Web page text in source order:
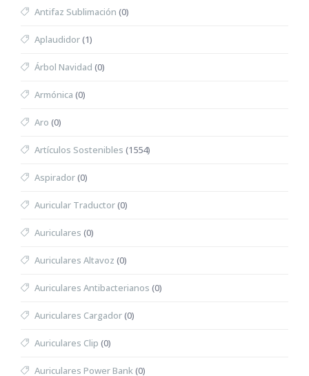
Antifaz Sublimación (0)
Aplaudidor(1)
Árbol Navidad (0)
Armónica (0)
Aro (0)
Artículos Sostenibles (1554)
Aspirador(0)
Auricular Traductor(0)
Auriculares (0)
Auriculares Altavoz (0)
Auriculares Antibacterianos (0)
Auriculares Cargador(0)
Auriculares Clip (0)
Auriculares Power Bank(0)